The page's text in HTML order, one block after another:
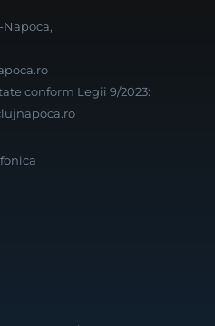
Napoca,
conform Legii 9/2023: